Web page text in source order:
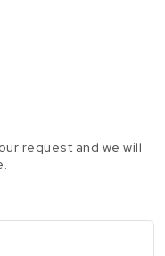
request and we will